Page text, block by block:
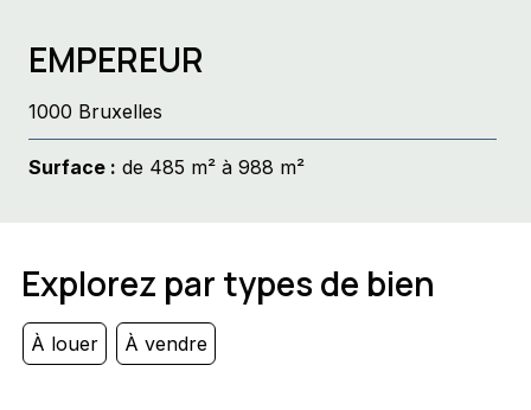
EMPEREUR
1000 Bruxelles
Surface : de 485 m² à 988 m²
Explorez par types de bien
À louer À vendre